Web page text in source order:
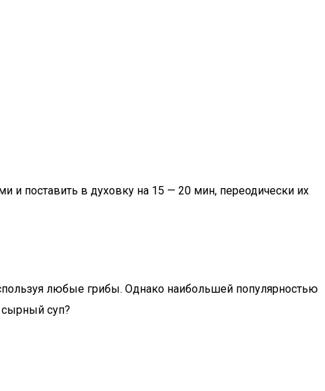
и поставить в духовку на 15 — 20 мин, переодически их
любые грибы. Однако наибольшей популярностью
суп?